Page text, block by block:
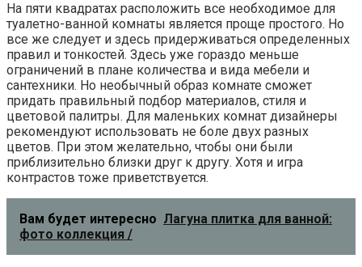
На пяти квадратах расположить все необходимое для
туалетно-ванной комнаты является проще простого. Но
все же следует и здесь придерживаться определенных
правил и тонкостей. Здесь уже гораздо меньше
ограничений в плане количества и вида мебели и
сантехники. Но необычный образ комнате сможет
придать правильный подбор материалов, стиля и
цветовой палитры. Для маленьких комнат дизайнеры
рекомендуют использовать не боле двух разных
цветов. При этом желательно, чтобы они были
приблизительно близки друг к другу. Хотя и игра
контрастов тоже приветствуется.
Вам будет интересно Лагуна плитка для ванной:
фото коллекция /